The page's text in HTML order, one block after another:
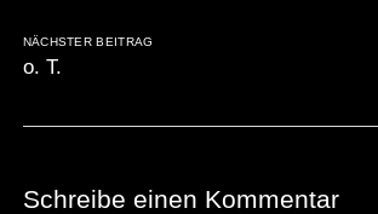
NÄCHSTER BEITRAG
o. T.
Schreibe einen Kommentar